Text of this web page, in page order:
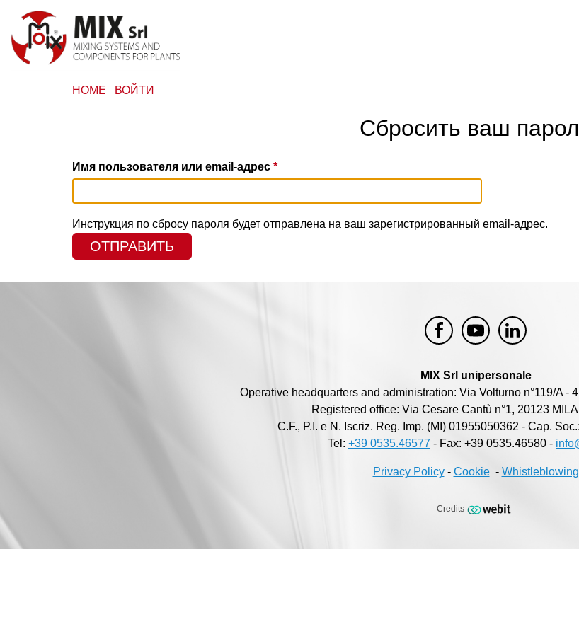
Перейти
основному
содержанию
Menu
HOME ВОЙТИ
Сбросить ваш
Имя пользователя или email-адрес
Инструкция по сбросу пароля будет отправлена на ваш зарегистрированный email-адрес.
MIX Srl unipersonale
Operative headquarters and administration: Via Volturno n°119/A -
Registered office: Via Cesare Cantù n°1, 20123
C.F., P.I. e N. Iscriz. Reg. Imp. (MI) 01955050362 - Cap.
Tel: +39 0535.46577 - Fax: +39 0535.46580 -
Privacy Policy- Cookie- Whistleblowing
Credits